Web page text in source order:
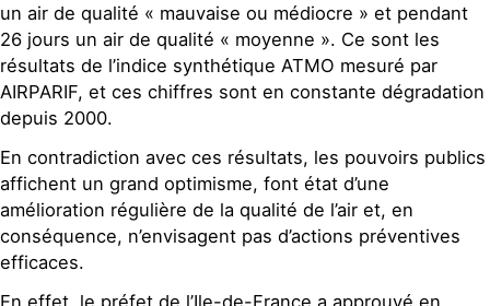
un air de qualité « mauvaise ou médiocre » et pendant
26 jours un air de qualité « moyenne ». Ce sont les
résultats de l’indice synthétique ATMO mesuré par
AIRPARIF, et ces chiffres sont en constante dégradation
depuis 2000.
En contradiction avec ces résultats, les pouvoirs publics
affichent un grand optimisme, font état d’une
amélioration régulière de la qualité de l’air et, en
conséquence, n’envisagent pas d’actions préventives
efficaces.